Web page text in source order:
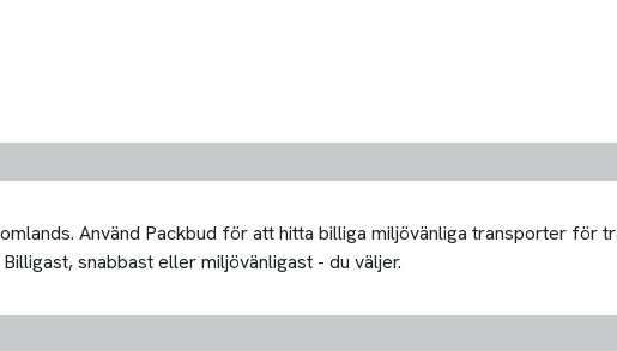
Använd Packbud för att hitta billiga miljövänliga transporter för
snabbast eller miljövänligast - du väljer.